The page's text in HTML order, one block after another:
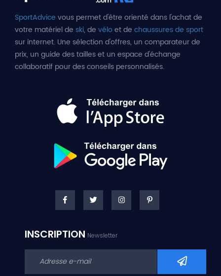
SportAdvice vous permet d'être orienté dans l'achat de
votre matériel de ski, de véloet de chaussures de sport
sur internet. Une sélection d'offres, un comparateur de
prix, un guide des tailles et un espace d'échange
collaboratif pour des conseils personnalisés.
INSCRIPTION Newsletter